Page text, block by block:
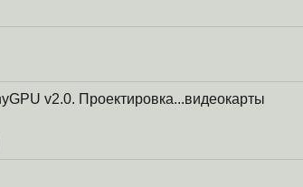
v2.0. Проектировка...видеокарты